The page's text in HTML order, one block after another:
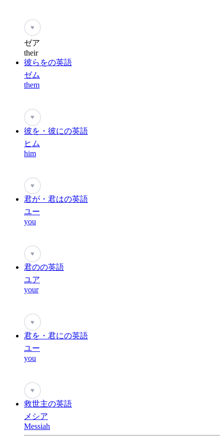
♥
ゼア
their
彼らをの英語
ゼム
them
♥
彼を・彼にの英語
ヒム
him
♥
君が・君はの英語
ユー
you
♥
君のの英語
ユア
your
♥
君を・君にの英語
ユー
you
♥
救世主の英語
メシア
Messiah